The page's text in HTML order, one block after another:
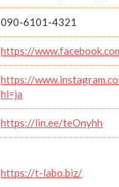
090-6101-4321
https://
https://
hl=ja
https://lin.ee/teOnyhh
https://t-labo.biz/